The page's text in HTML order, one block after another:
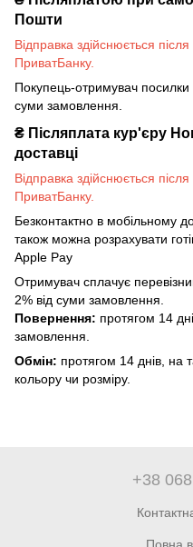
Пошти
Відправка здійснюється
ПриватБанку.
Покупець-отримувач посилки
суми замовлення.
₴ Післяплата кур'єру
доставці
Відправка здійснюється
ПриватБанку.
Безконтактно в мобільному
також можна розрахувати
Apple Pay
Отримувач сплачує
2% від суми замовлення.
Повернення: протягом 14
замовлення.
Обмін: протягом 14 днів, на
кольору чи розміру.
+38
Повна